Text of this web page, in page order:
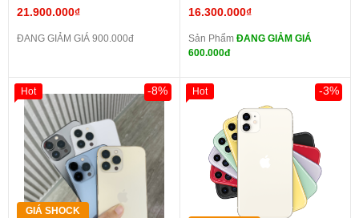
21.900.000₫
ĐANG GIẢM GIÁ 900.000đ
16.300.000₫
Sản Phẩm ĐANG GIẢM GIÁ
600.000đ
GIÁ SHOCK
-8%
Hot -3%
Hot